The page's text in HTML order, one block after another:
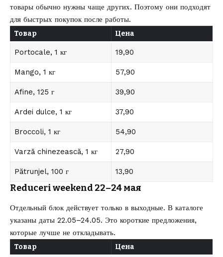
товары обычно нужны чаще других. Поэтому они подходят
для быстрых покупок после работы.
Товар Цена
Portocale, 1 кг 19,90
Mango, 1 кг 57,90
Afine, 125 г 39,90
Ardei dulce, 1 кг 37,90
Broccoli, 1 кг 54,90
Varză chinezească, 1 кг 27,90
Pătrunjel, 100 г 13,90
Reduceri weekend 22–24 мая
Отдельный блок действует только в выходные. В каталоге
указаны даты 22.05–24.05. Это короткие предложения,
которые лучше не откладывать.
Товар Цена